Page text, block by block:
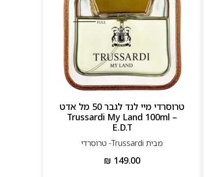
טרוסרדי מיי לנד לגבר 50 מל אדט
– Trussardi My Land 100ml
E.D.T
מבית Trussardi- טרוסרדי
₪ 149.00